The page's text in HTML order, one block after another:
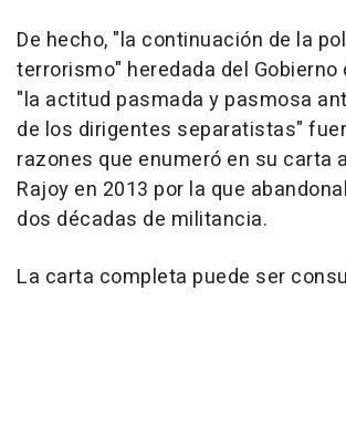
De hecho, "la continuación de la
terrorismo" heredada del Gobierno
"la actitud pasmada y pasmosa
de los dirigentes separatistas"
razones que enumeró en su carta
Rajoy en 2013 por la que
dos décadas de militancia.
La carta completa puede ser